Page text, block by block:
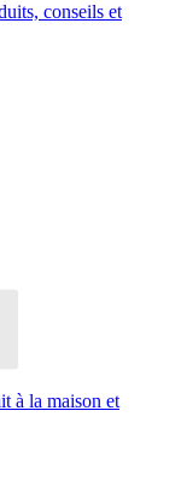
conseils et
à la maison et